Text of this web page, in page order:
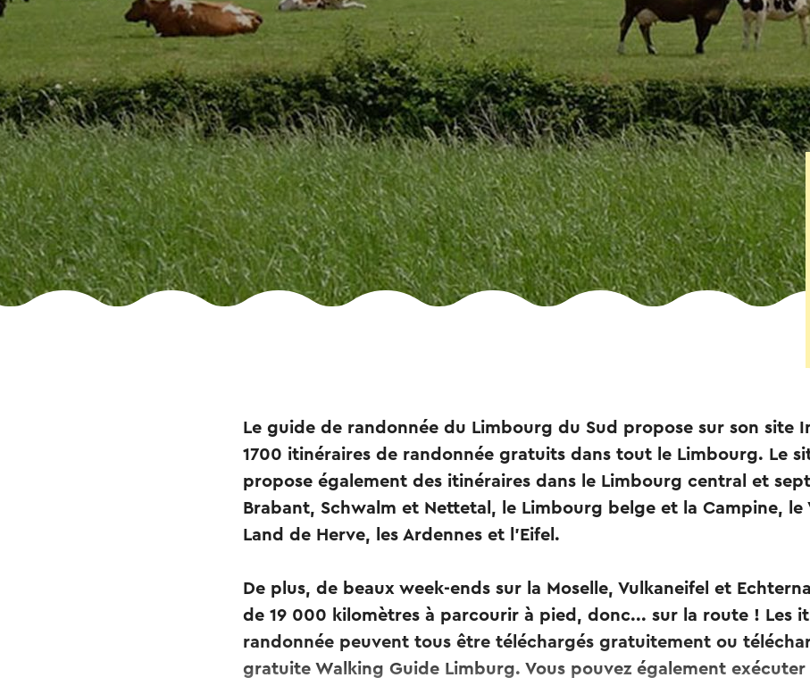
Le guide de randonnée du Limbourg du Sud propose sur son site
1700 itinéraires de randonnée gratuits dans tout le Limbourg. Le
propose également des itinéraires dans le Limbourg central et
Brabant, Schwalm et Nettetal, le Limbourg belge et la Campine, le
Land de Herve, les Ardennes et l'Eifel.
De plus, de beaux week-ends sur la Moselle, Vulkaneifel et
de 19 000 kilomètres à parcourir à pied, donc... sur la route ! Les
randonnée peuvent tous être téléchargés gratuitement ou
gratuite Walking Guide Limburg. Vous pouvez également exécuter